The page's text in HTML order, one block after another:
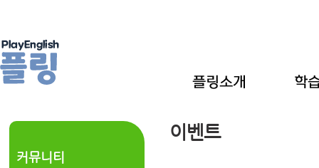
커뮤니티
이벤트